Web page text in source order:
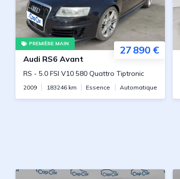
PREMIÈRE MAIN
27 890 €
Audi RS6 Avant
RS - 5.0 FSI V10 580 Quattro Tiptronic
2009 183246km Essence Automatique